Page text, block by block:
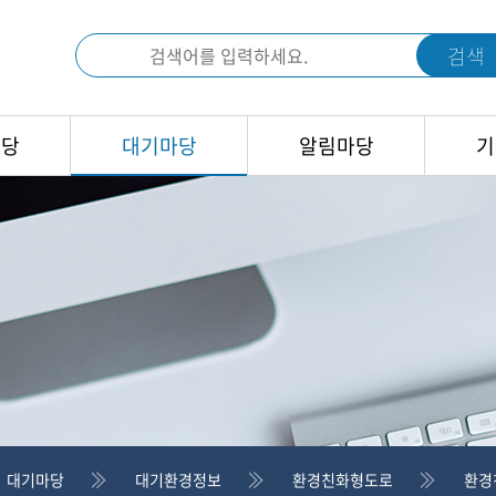
검색
대기마당 알림마당
대기마당 대기환경정보 환경친화형도로 환